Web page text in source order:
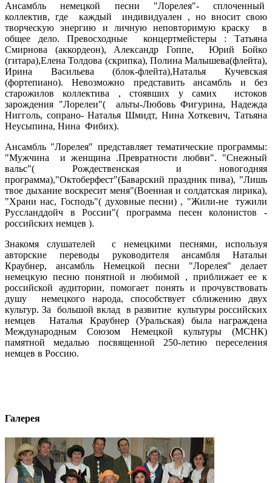
Ансамбль немецкой песни "Лорелея"- сплоченный
коллектив, где каждый индивидуален , но вносит свою
творческую энергию и личную неповторимую краску в
общее дело. Превосходные концертмейстеры : Татьяна
Смирнова (аккордеон), Александр Гоппе, Юрий Бойко
(гитара),Елена Толдова (скрипка), Полина Малышева(флейта),
Ирина Васильева (блок-флейта),Наталья Кучевская
(фортепиано). Невозможно представить ансамбль и без
старожилов коллектива , стоявших у самих истоков
зарождения "Лорелеи"( альты-Любовь Фигурина, Надежда
Нигголь, сопрано- Наталья Шмидт, Нина Хоткевич, Татьяна
Неусыпина, Нина Фибих).
Ансамбль "Лорелея" представляет тематические программы:
"Мужчина и женщина .Превратности любви". "Снежный
вальс"( Рождественская и новогодняя
программа),"Октоберфест"(Баварский праздник пива), "Лишь
твое дыхание воскресит меня"(Военная и солдатская лирика),
"Храни нас, Господь"( духовные песни) , "Жили-не тужили
Руссланддойч в России"( программа песен колонистов -
российских немцев ).
Знакомя слушателей с немецкими песнями, используя
авторские переводы руководителя ансамбля Натальи
Краубнер, ансамбль Немецкой песни "Лорелея" делает
немецкую песню понятной и любимой , приближает ее к
российской аудитории, помогает понять и прочувствовать
душу немецкого народа, способствует сближению двух
культур. За большой вклад в развитие культуры российских
немцев Наталья Краубнер (Уральская) была награждена
Международным Союзом Немецкой культуры (МСНК)
памятной медалью посвященной 250-летию переселения
немцев в Россию.
Галерея